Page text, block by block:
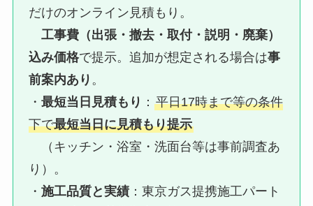
だけのオンライン見積もり。
工事費（出張・撤去・取付・説明・廃棄）
込み価格で提示。追加が想定される場合は事
前案内あり 。
・最短当日見積もり ：平日17時まで等の条件
下で最短当日に見積もり提示
（キッチン・浴室・洗面台等は事前調査あ
り）。
・施工品質と実績 ：東京ガス提携施工パート